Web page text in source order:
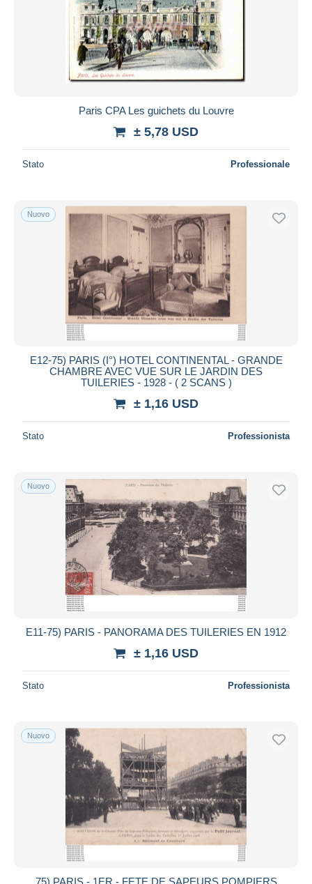
Paris CPA Les guichets du Louvre
± 5,78 USD
Stato Professionale
Nuovo
E12-75) PARIS (I°) HOTEL CONTINENTAL - GRANDE
CHAMBRE AVEC VUE SUR LE JARDIN DES
TUILERIES - 1928 - ( 2 SCANS )
± 1,16 USD
Stato Professionista
Nuovo
E11-75) PARIS - PANORAMA DES TUILERIES EN 1912
± 1,16 USD
Stato Professionista
Nuovo
75) PARIS - 1ER - FETE DE SAPEURS POMPIERS